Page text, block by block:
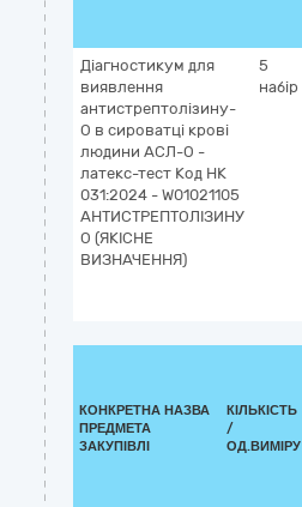
Діагностикум для
виявлення
антистрептолізину-
О в сироватці крові
людини АСЛ-О -
латекс-тест Код НК
031:2024 - W01021105
АНТИСТРЕПТОЛІЗИНУ
О (ЯКІСНЕ
ВИЗНАЧЕННЯ)
5
набір
КОНКРЕТНА НАЗВА
ПРЕДМЕТА
ЗАКУПІВЛІ
КІЛЬКІСТЬ
/
ОД.ВИМІРУ